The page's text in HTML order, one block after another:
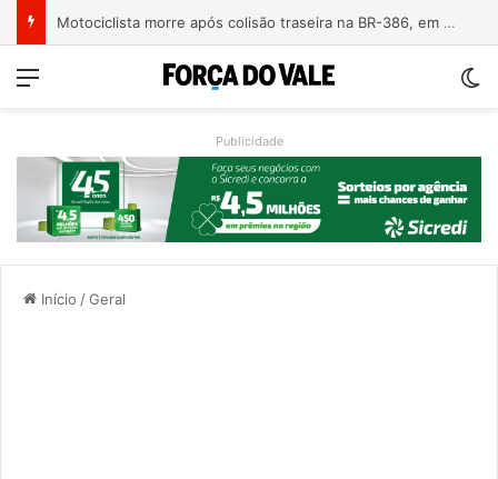
Motociclista morre após colisão traseira na BR-386, em Triunfo
Menu
Publicidade
Início /Geral